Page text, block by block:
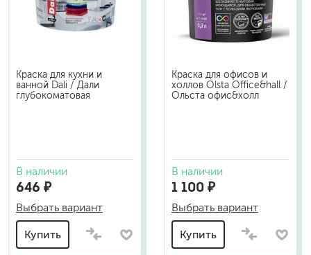
Краска для кухни и
ванной Dali / Дали
глубокоматовая
В наличии
646 ₽
Выбрать вариант
Купить
Краска для офисов и
холлов Olsta Office&hall /
Ольста офис&холл
В наличии
1 100 ₽
Выбрать вариант
Купить